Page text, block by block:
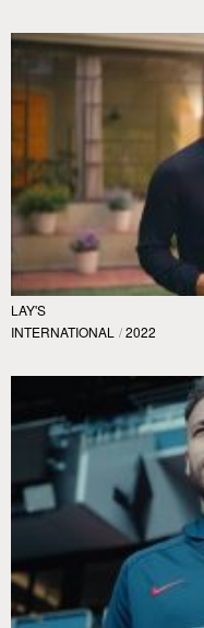
LAY'S
INTERNATIONAL / 2022